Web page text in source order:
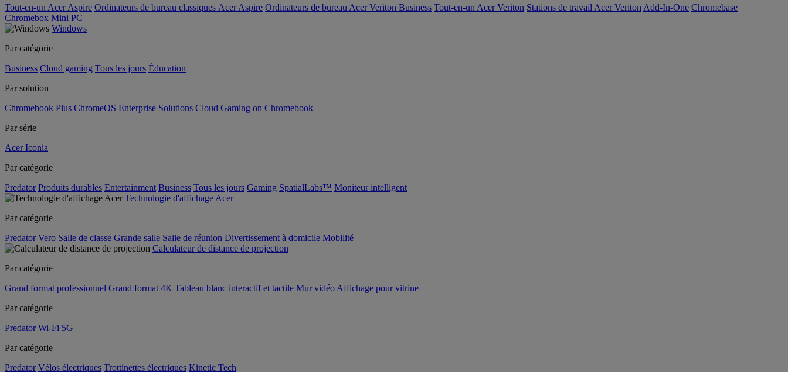
Tout-en-un Acer Aspire Ordinateurs de bureau classiques Acer Aspire Ordinateurs de bureau Acer Veriton Business Tout-en-un Acer Veriton Stations de travail Acer Veriton Add-In-One Chromebase
Chromebox Mini PC
Windows
Par catégorie
Business Cloud gaming Tous les jours Éducation
Par solution
Chromebook Plus ChromeOS Enterprise Solutions Cloud Gaming on Chromebook
Par série
Acer Iconia
Par catégorie
Predator Produits durables Entertainment Business Tous les jours Gaming SpatialLabs™ Moniteur intelligent
Technologie d'affichage Acer
Par catégorie
Predator Vero Salle de classe Grande salle Salle de réunion Divertissement à domicile Mobilité
Calculateur de distance de projection
Par catégorie
Grand format professionnel Grand format 4K Tableau blanc interactif et tactile Mur vidéo Affichage pour vitrine
Par catégorie
Predator Wi-Fi 5G
Par catégorie
Predator Vélos électriques Trottinettes électriques Kinetic Tech